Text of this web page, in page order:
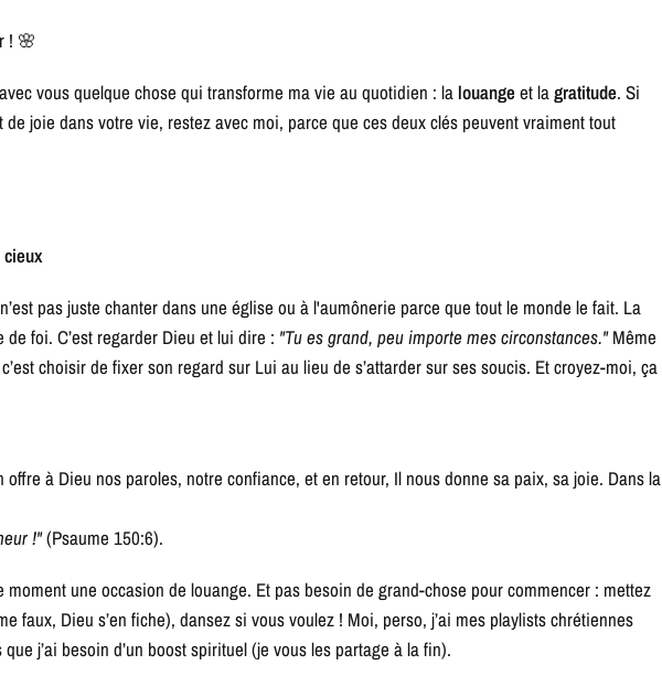
! 🌸
vous quelque chose qui transforme ma vie au quotidien : la louangeet lagratitude. Si
joie dans votre vie, restez avec moi, parce que ces deux clés peuvent vraiment tout
pas juste chanter dans une église ou à l'aumônerie parce que tout le monde le fait. La
foi. C’est regarder Dieu et lui dire : "Tu es grand, peu importe mes circonstances."Même
choisir de fixer son regard sur Lui au lieu de s’attarder sur ses soucis. Et croyez-moi, ça
offre à Dieu nos paroles, notre confiance, et en retour, Il nous donne sa paix, sa joie. Dans la
!"(Psaume 150:6).
moment une occasion de louange. Et pas besoin de grand-chose pour commencer : mettez
faux, Dieu s’en fiche), dansez si vous voulez ! Moi, perso, j’ai mes playlists chrétiennes
j’ai besoin d’un boost spirituel (je vous les partage à la fin).